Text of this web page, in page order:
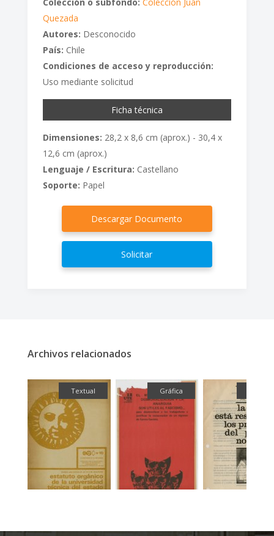
Quezada
Autores: Desconocido
País: Chile
Condiciones de acceso y reproducción:
Uso mediante solicitud
Ficha técnica
Dimensiones: 28,2 x 8,6 cm (aprox.) - 30,4 x
12,6 cm (aprox.)
Lenguaje / Escritura: Castellano
Soporte: Papel
Descargar Documento
Solicitar
Archivos relacionados
Textual Gráfica